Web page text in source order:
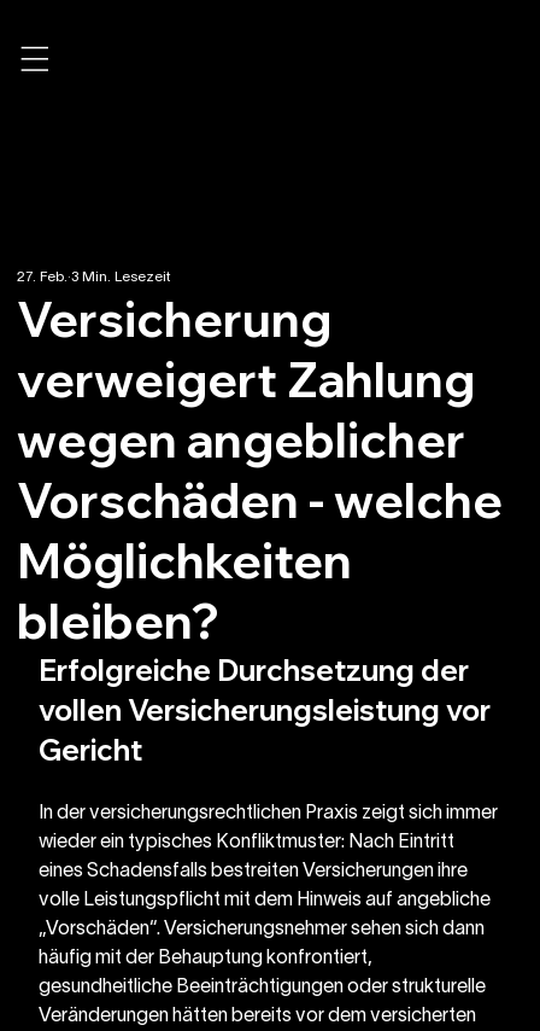
Versicherung
verweigert Zahlung
wegen angeblicher
Vorschäden - welche
Möglichkeiten
bleiben?
27. Feb. 3 Min. Lesezeit
Erfolgreiche Durchsetzung der
vollen Versicherungsleistung vor
Gericht
In der versicherungsrechtlichen Praxis zeigt sich immer
wieder ein typisches Konfliktmuster: Nach Eintritt
eines Schadensfalls bestreiten Versicherungen ihre
volle Leistungspflicht mit dem Hinweis auf angebliche
„Vorschäden“. Versicherungsnehmer sehen sich dann
häufig mit der Behauptung konfrontiert,
gesundheitliche Beeinträchtigungen oder strukturelle
Veränderungen hätten bereits vor dem versicherten